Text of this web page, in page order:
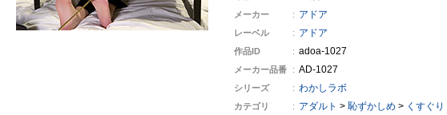
メーカー アドア
レーベル アドア
作品ID adoa-1027
メーカー品番 AD-1027
シリーズ わかしラボ
カテゴリ アダルト > 恥ずかしめ > くすぐり